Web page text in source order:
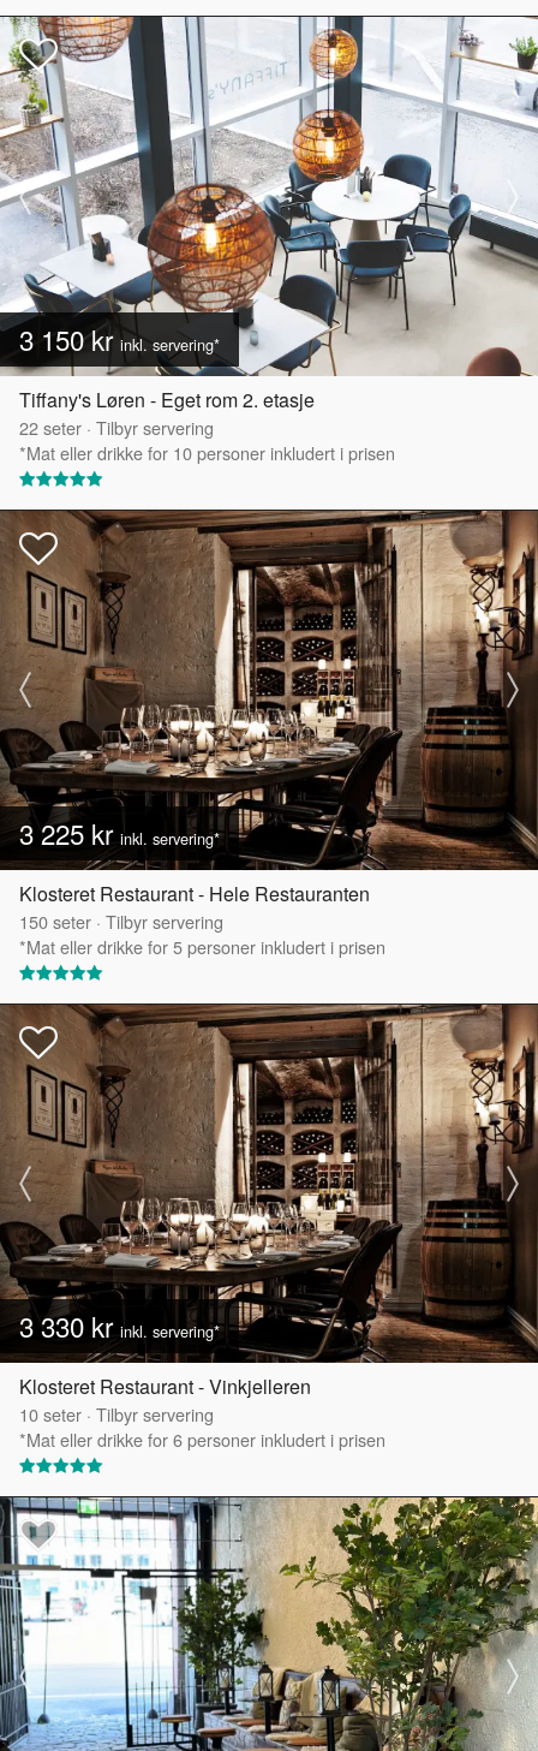
3 150 krinkl. servering*
Tiffany's Løren - Eget rom 2. etasje
22seter · Tilbyr servering
*Mat eller drikke for 10 personer inkludert i prisen
3 225 kr inkl. servering*
Klosteret Restaurant - Hele Restauranten
150seter · Tilbyr servering
*Mat eller drikke for 5 personer inkludert i prisen
3 330 kr inkl. servering*
Klosteret Restaurant - Vinkjelleren
10seter · Tilbyr servering
*Mat eller drikke for 6 personer inkludert i prisen